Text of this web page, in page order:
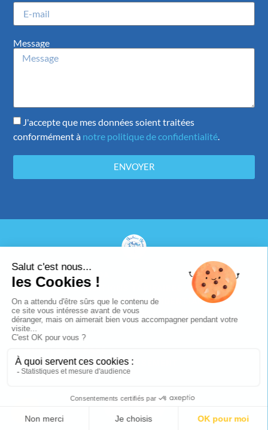
Message
J'accepte que mes données soient traitées
conformément à notre politique de confidentialité
ENVOYER
AGENDA
CONDITIONS TARIFAIRES
POLITIQUE DE CONFIDENTIALITÉ
MENTIONS LÉGALES
MODULES D’APPROFONDISSEMENT
ENTREPRISES